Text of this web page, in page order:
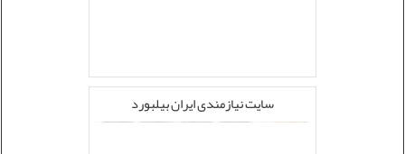
سایت نیازمندی ایران بیلبورد